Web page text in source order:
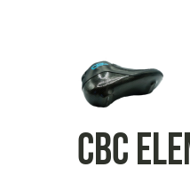
CBC